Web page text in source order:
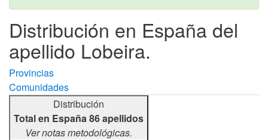
Distribución en España del
apellido Lobeira.
Provincias
Comunidades
Distribución
Total en España 86 apellidos
Ver notas metodológicas.